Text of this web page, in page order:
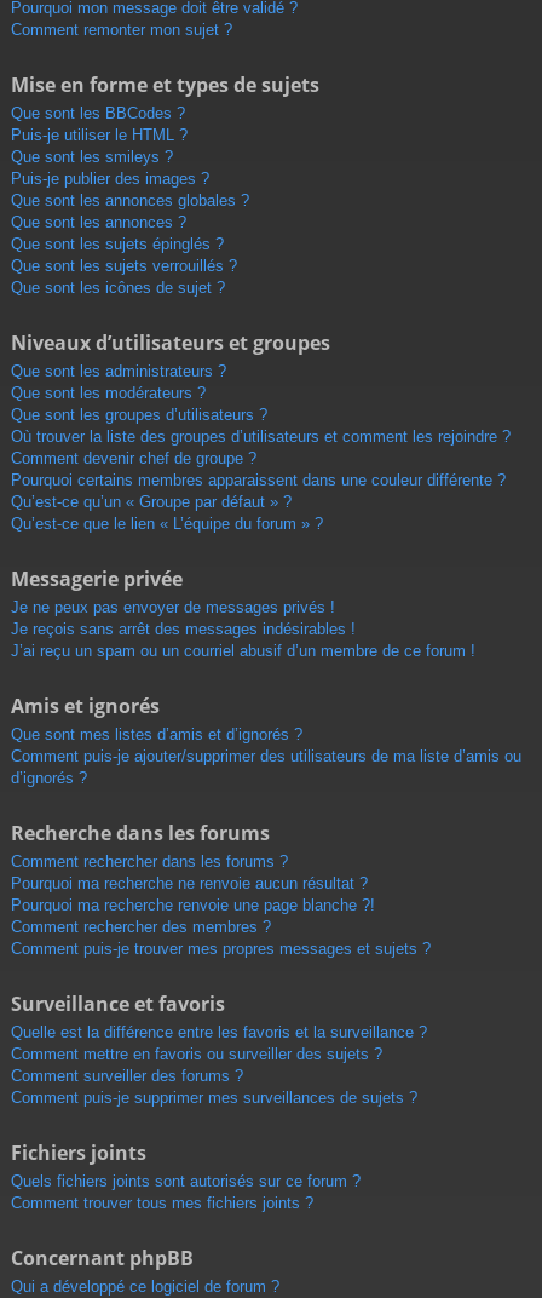
Pourquoi mon message doit être validé ?
Comment remonter mon sujet ?
Mise en forme et types de sujets
Que sont les BBCodes ?
Puis-je utiliser le HTML ?
Que sont les smileys ?
Puis-je publier des images ?
Que sont les annonces globales ?
Que sont les annonces ?
Que sont les sujets épinglés ?
Que sont les sujets verrouillés ?
Que sont les icônes de sujet ?
Niveaux d’utilisateurs et groupes
Que sont les administrateurs ?
Que sont les modérateurs ?
Que sont les groupes d’utilisateurs ?
Où trouver la liste des groupes d’utilisateurs et comment les rejoindre ?
Comment devenir chef de groupe ?
Pourquoi certains membres apparaissent dans une couleur différente ?
Qu’est-ce qu’un « Groupe par défaut » ?
Qu’est-ce que le lien « L’équipe du forum » ?
Messagerie privée
Je ne peux pas envoyer de messages privés !
Je reçois sans arrêt des messages indésirables !
J’ai reçu un spam ou un courriel abusif d’un membre de ce forum !
Amis et ignorés
Que sont mes listes d’amis et d’ignorés ?
Comment puis-je ajouter/supprimer des utilisateurs de ma liste d’amis ou
d’ignorés ?
Recherche dans les forums
Comment rechercher dans les forums ?
Pourquoi ma recherche ne renvoie aucun résultat ?
Pourquoi ma recherche renvoie une page blanche ?!
Comment rechercher des membres ?
Comment puis-je trouver mes propres messages et sujets ?
Surveillance et favoris
Quelle est la différence entre les favoris et la surveillance ?
Comment mettre en favoris ou surveiller des sujets ?
Comment surveiller des forums ?
Comment puis-je supprimer mes surveillances de sujets ?
Fichiers joints
Quels fichiers joints sont autorisés sur ce forum ?
Comment trouver tous mes fichiers joints ?
Concernant phpBB
Qui a développé ce logiciel de forum ?